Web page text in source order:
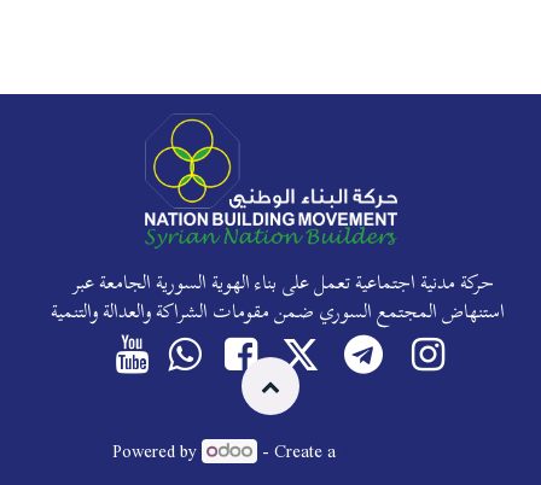
حركة مدنية اجتماعية تعمل على بناء الهوية السورية الجامعة عبر
استنهاض المجتمع السوري ضمن مقومات الشراكة والعدالة والتنمية
Powered by - Create a